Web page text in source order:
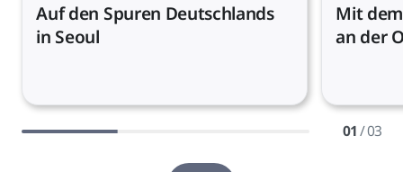
Auf den Spuren Deutschlands
in Seoul
Mit
an der
01/ 03